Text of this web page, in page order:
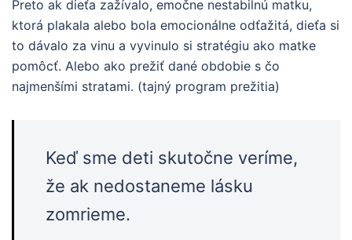
Preto ak dieťa zažívalo, emočne nestabilnú matku,
ktorá plakala alebo bola emocionálne odťažitá, dieťa si
to dávalo za vinu a vyvinulo si stratégiu ako matke
pomôcť. Alebo ako prežiť dané obdobie s čo
najmenšími stratami. (tajný program prežitia)
Keď sme deti skutočne veríme,
že ak nedostaneme lásku
zomrieme.